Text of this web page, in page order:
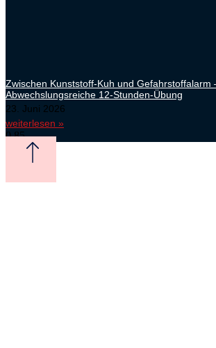
Zwischen Kunststoff-Kuh und Gefahrstoffalarm
Abwechslungsreiche 12-Stunden-Übung
23. Juni 2026
weiterlesen »